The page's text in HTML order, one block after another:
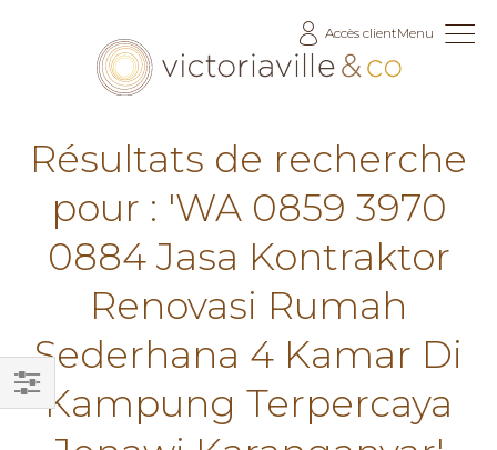
Accès clientMenu
Résultats de recherche
pour : 'WA 0859 3970
0884 Jasa Kontraktor
Renovasi Rumah
Sederhana 4 Kamar Di
Kampung Terpercaya
Filtrer